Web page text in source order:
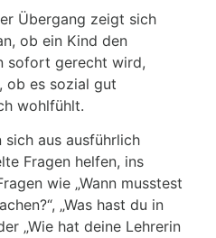
Übergang zeigt sich
ob ein Kind den
sofort gerecht wird,
ob es sozial gut
wohlfühlt.
aus ausführlich
Fragen helfen, ins
wie „Wann musstest
„Was hast du in
„Wie hat deine Lehrerin